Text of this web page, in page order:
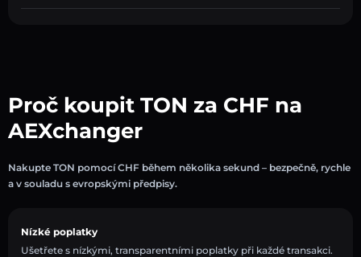
Proč koupit TON za CHF na
AEXchanger
Nakupte TON pomocí CHF během několika sekund – bezpečně, rychle
a v souladu s evropskými předpisy.
Nízké poplatky
Ušetřete s nízkými, transparentními poplatky při každé transakci.